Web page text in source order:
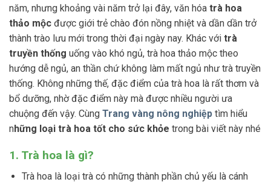
năm, nhưng khoảng vài năm trở lại đây, văn hóa trà hoa
thảo mộc được giới trẻ chào đón nồng nhiệt và dần dần trở
thành trào lưu mới trong thời đại ngày nay. Khác với trà
truyền thống uống vào khó ngủ, trà hoa thảo mộc theo
hướng dễ ngủ, an thần chứ không làm mất ngủ như trà truyền
thống. Không những thế, đặc điểm của trà hoa là rất thơm và
bổ dưỡng, nhờ đặc điểm này mà được nhiều người ưa
chuộng đến vậy. Cùng Trang vàng nông nghiệp tìm hiểu
những loại trà hoa tốt cho sức khỏe trong bài viết này nhé
1. Trà hoa là gì?
Trà hoa là loại trà có những thành phần chủ yếu là cánh